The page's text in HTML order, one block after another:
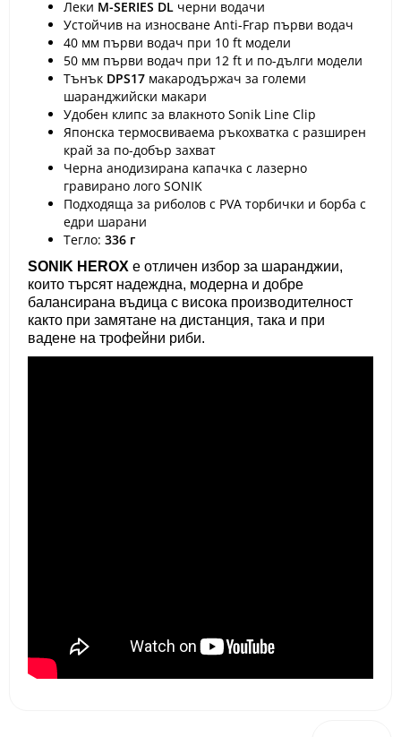
Леки M-SERIES DL черни водачи
Устойчив на износване Anti-Frap първи водач
40 мм първи водач при 10 ft модели
50 мм първи водач при 12 ft и по-дълги модели
Тънък DPS17 макародържач за големи
шаранджийски макари
Удобен клипс за влакното Sonik Line Clip
Японска термосвиваема ръкохватка с разширен
край за по-добър захват
Черна анодизирана капачка с лазерно
гравирано лого SONIK
Подходяща за риболов с PVA торбички и борба с
едри шарани
Тегло: 336 г
SONIK HEROX е отличен избор за шаранджии,
които търсят надеждна, модерна и добре
балансирана въдица с висока производителност
както при замятане на дистанция, така и при
вадене на трофейни риби.